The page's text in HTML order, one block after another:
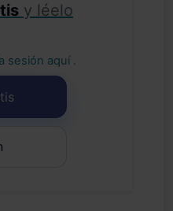
y léelo
sesión aquí .